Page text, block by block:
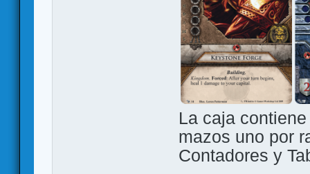
La caja
mazos uno por
Contadores y